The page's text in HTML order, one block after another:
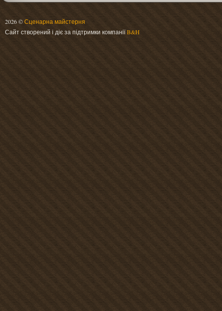
2026 ©Сценарна майстерня
Сайт створений і діє за підтримки компаніїB&H